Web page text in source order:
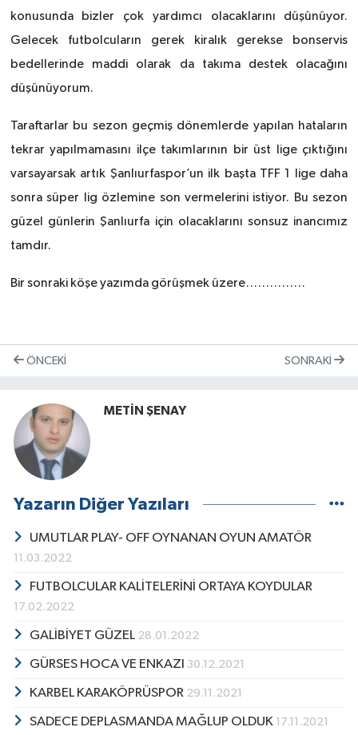
konusunda bizler çok yardımcı olacaklarını düşünüyor.
Gelecek futbolcuların gerek kiralık gerekse bonservis
bedellerinde maddi olarak da takıma destek olacağını
düşünüyorum.
Taraftarlar bu sezon geçmiş dönemlerde yapılan hataların
tekrar yapılmamasını ilçe takımlarının bir üst lige çıktığını
varsayarsak artık Şanlıurfaspor’un ilk başta TFF 1 lige daha
sonra süper lig özlemine son vermelerini istiyor. Bu sezon
güzel günlerin Şanlıurfa için olacaklarını sonsuz inancımız
tamdır.
Bir sonraki köşe yazımda görüşmek üzere……………
ÖNCEKI SONRAKI
METİN ŞENAY
Yazarın Diğer Yazıları
UMUTLAR PLAY- OFF OYNANAN OYUN AMATÖR
11.03.2022
FUTBOLCULAR KALİTELERİNİ ORTAYA KOYDULAR
17.02.2022
GALİBİYET GÜZEL 28.01.2022
GÜRSES HOCA VE ENKAZI 30.12.2021
KARBEL KARAKÖPRÜSPOR 29.11.2021
SADECE DEPLASMANDA MAĞLUP OLDUK 17.11.2021